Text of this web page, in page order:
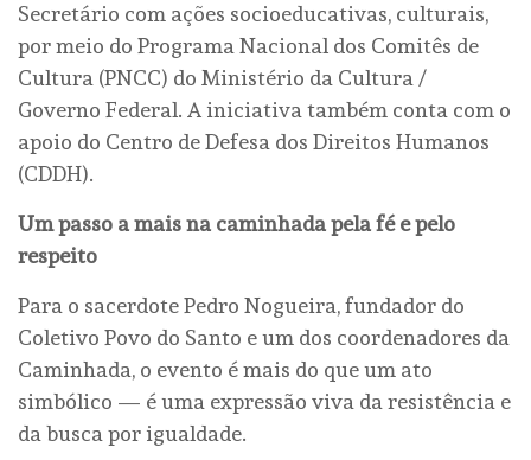
Secretário com ações socioeducativas, culturais,
por meio do Programa Nacional dos Comitês de
Cultura (PNCC) do Ministério da Cultura /
Governo Federal. A iniciativa também conta com o
apoio do Centro de Defesa dos Direitos Humanos
(CDDH).
Um passo a mais na caminhada pela fé e pelo
respeito
Para o sacerdote Pedro Nogueira, fundador do
Coletivo Povo do Santo e um dos coordenadores da
Caminhada, o evento é mais do que um ato
simbólico — é uma expressão viva da resistência e
da busca por igualdade.